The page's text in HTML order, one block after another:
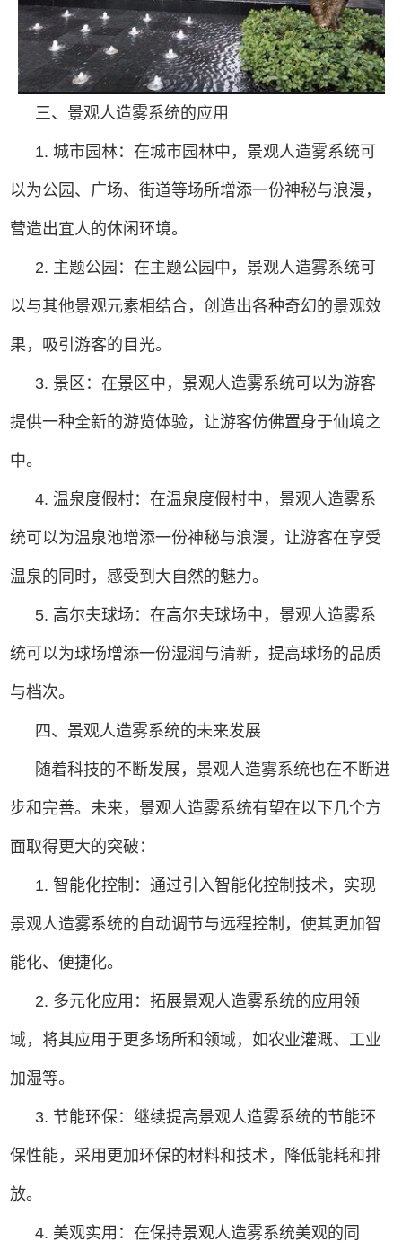
三、景观人造雾系统的应用
1. 城市园林：在城市园林中，景观人造雾系统可
以为公园、广场、街道等场所增添一份神秘与浪漫，
营造出宜人的休闲环境。
2. 主题公园：在主题公园中，景观人造雾系统可
以与其他景观元素相结合，创造出各种奇幻的景观效
果，吸引游客的目光。
3. 景区：在景区中，景观人造雾系统可以为游客
提供一种全新的游览体验，让游客仿佛置身于仙境之
中。
4. 温泉度假村：在温泉度假村中，景观人造雾系
统可以为温泉池增添一份神秘与浪漫，让游客在享受
温泉的同时，感受到大自然的魅力。
5. 高尔夫球场：在高尔夫球场中，景观人造雾系
统可以为球场增添一份湿润与清新，提高球场的品质
与档次。
四、景观人造雾系统的未来发展
随着科技的不断发展，景观人造雾系统也在不断进
步和完善。未来，景观人造雾系统有望在以下几个方
面取得更大的突破：
1. 智能化控制：通过引入智能化控制技术，实现
景观人造雾系统的自动调节与远程控制，使其更加智
能化、便捷化。
2. 多元化应用：拓展景观人造雾系统的应用领
域，将其应用于更多场所和领域，如农业灌溉、工业
加湿等。
3. 节能环保：继续提高景观人造雾系统的节能环
保性能，采用更加环保的材料和技术，降低能耗和排
放。
4. 美观实用：在保持景观人造雾系统美观的同